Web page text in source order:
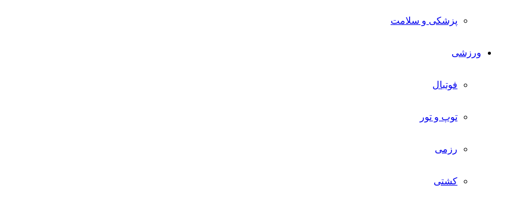
پزشکی و سلامت
ورزشی
فوتبال
توپ و تور
رزمی
کشتی